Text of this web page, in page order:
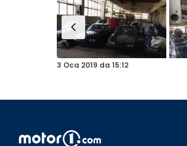
3 Oca 2019 da 15:12